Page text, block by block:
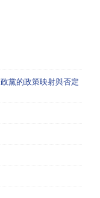
黨的政策映射與否定